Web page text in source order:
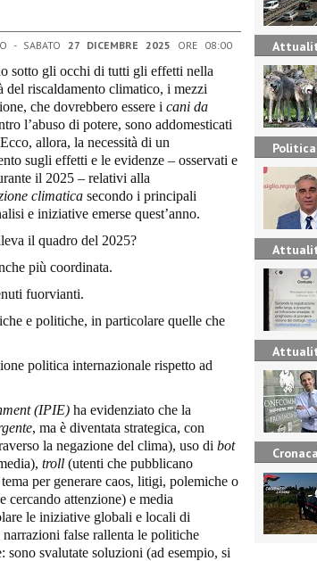
- SABATO 27 DICEMBRE 2025 ORE 08:00
sotto gli occhi di tutti gli effetti nella
del riscaldamento climatico, i mezzi
che dovrebbero essere i cani da
l’abuso di potere, sono addomesticati
allora, la necessità di un
sugli effetti e le evidenze – osservati e
il 2025 – relativi alla
climatica secondo i principali
e iniziative emerse quest’anno.
il quadro del 2025?
più coordinata.
fuorvianti.
e politiche, in particolare quelle che
politica internazionale rispetto ad
(IPIE) ha evidenziato che la
, ma è diventata strategica, con
la negazione del clima), uso di bot
troll (utenti che pubblicano
per generare caos, litigi, polemiche o
cercando attenzione) e media
le iniziative globali e locali di
false rallenta le politiche
svalutate soluzioni (ad esempio, si
Politica